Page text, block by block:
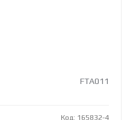
FTA011
Код: 165832-4